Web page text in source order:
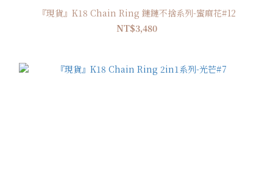
『現貨』K18 Chain Ring 鏈鏈不捨系列-蜜麻花#12
NT$3,480